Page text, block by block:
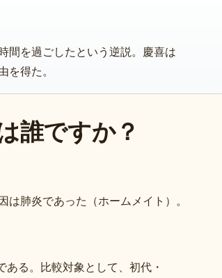
間を過ごしたという逆説。慶喜は
を得た。
誰ですか？
肺炎であった（ホームメイト）。
る。比較対象として、初代・